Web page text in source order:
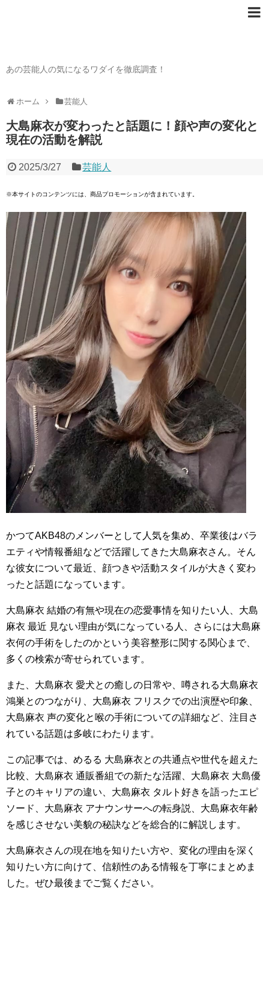
あの芸能人の気になるワダイを徹底調査！
ホーム 芸能人
大島麻衣が変わったと話題に！顔や声の変化と
現在の活動を解説
2025/3/27 芸能人
※本サイトのコンテンツには、商品プロモーションが含まれています。
かつてAKB48のメンバーとして人気を集め、卒業後はバラ
エティや情報番組などで活躍してきた大島麻衣さん。そん
な彼女について最近、顔つきや活動スタイルが大きく変わ
ったと話題になっています。
大島麻衣 結婚の有無や現在の恋愛事情を知りたい人、大島
麻衣 最近 見ない理由が気になっている人、さらには大島麻
衣何の手術をしたのかという美容整形に関する関心まで、
多くの検索が寄せられています。
また、大島麻衣 愛犬との癒しの日常や、噂される大島麻衣
鴻巣とのつながり、大島麻衣 フリスクでの出演歴や印象、
大島麻衣 声の変化と喉の手術についての詳細など、注目さ
れている話題は多岐にわたります。
この記事では、めるる 大島麻衣との共通点や世代を超えた
比較、大島麻衣 通販番組での新たな活躍、大島麻衣 大島優
子とのキャリアの違い、大島麻衣 タルト好きを語ったエピ
ソード、大島麻衣 アナウンサーへの転身説、大島麻衣年齢
を感じさせない美貌の秘訣などを総合的に解説します。
大島麻衣さんの現在地を知りたい方や、変化の理由を深く
知りたい方に向けて、信頼性のある情報を丁寧にまとめま
した。ぜひ最後までご覧ください。